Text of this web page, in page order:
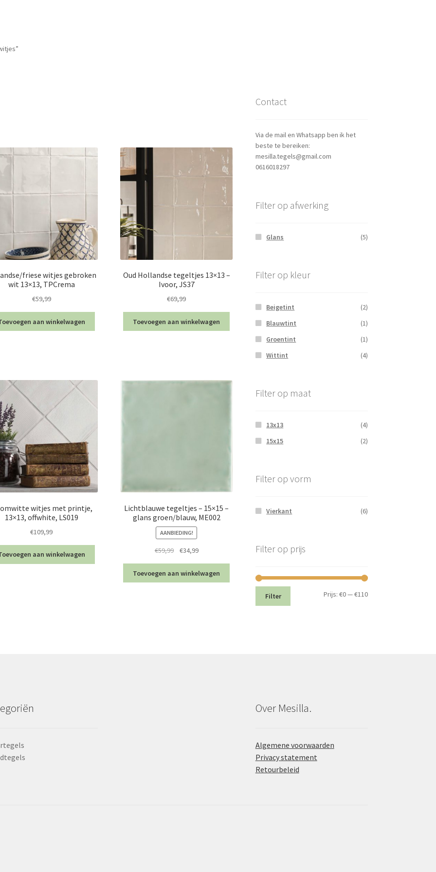
friese witjes gebroken
wit 13×13, TPCrema
€59,99
aan winkelwagen
Oud Hollandse tegeltjes 13×13 –
Ivoor, JS37
€69,99
Toevoegen aan winkelwagen
witjes met printje,
13×13, offwhite, LS019
€109,99
aan winkelwagen
Lichtblauwe tegeltjes – 15×15 –
glans groen/blauw, ME002
AANBIEDING!
€59,99
Oorspronkelijke
was:
€59,99.
€34,99Huidige
is:
€34,99.
Toevoegen aan winkelwagen
Contact
Via de mail en Whatsapp ben ik het
beste te bereiken:
mesilla.tegels@gmail.com
0616018297
Filter op afwerking
Glans (5)
Filter op kleur
Beigetint
(2)
Blauwtint
(1)
Groentint
(1)
Wittint
(4)
Filter op maat
13x13
(4)
15x15
(2)
Filter op vorm
Vierkant (6)
Filter op prijs
Min.
Max.
Filter Prijs: €0—€110
Over Mesilla.
Algemene voorwaarden
Privacy statement
Retourbeleid